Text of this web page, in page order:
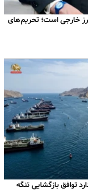
خارجی است؛ تحریم‌های
توافق بازگشایی تنگه